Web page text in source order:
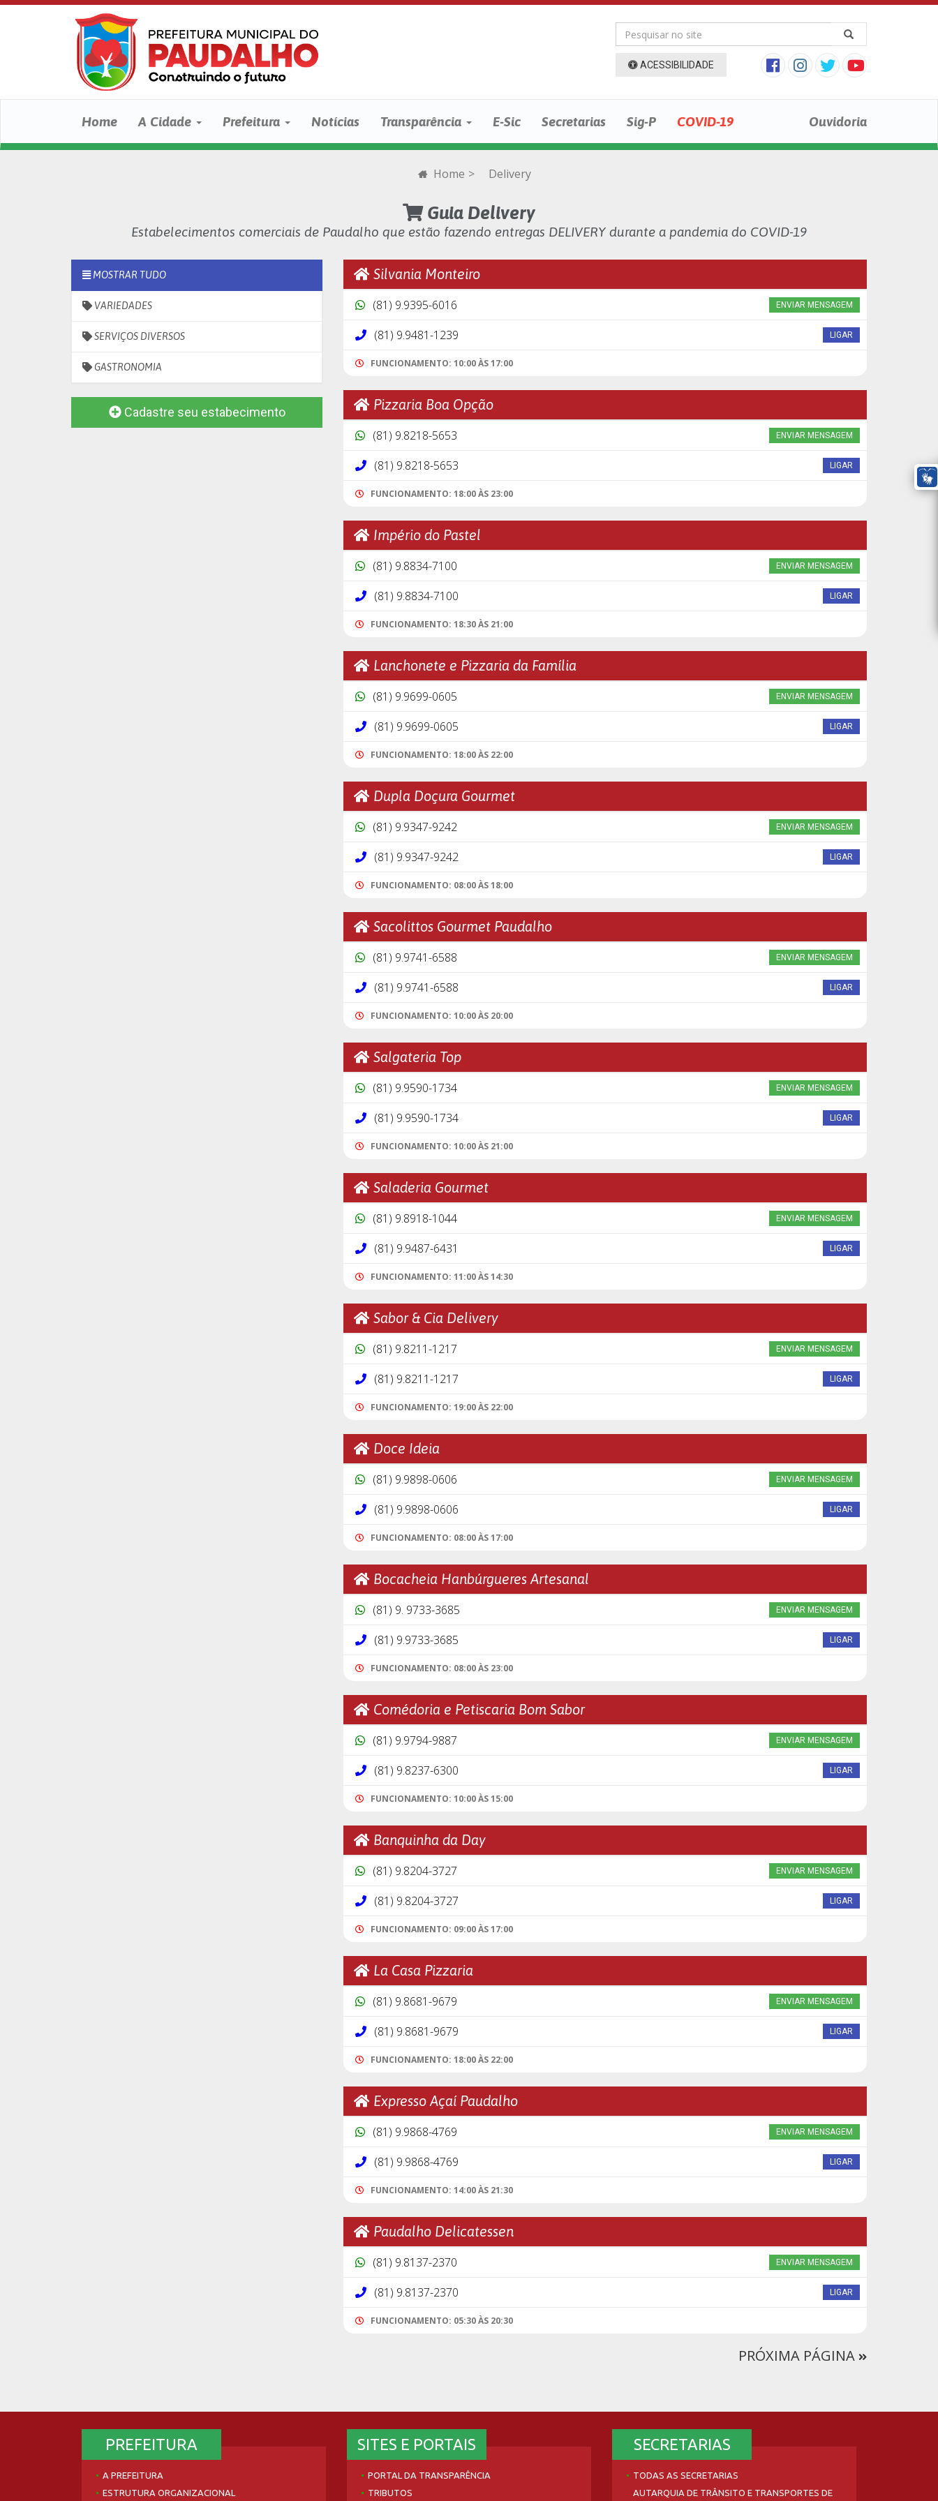
ACESSIBILIDADE
Home A Cidade Prefeitura Notícias Transparência E-Sic Secretarias Sig-P COVID-19 Ouvidoria
Home > Delivery
Guia Delivery
Estabelecimentos comerciais de Paudalho que estão fazendo entregas DELIVERY durante a pandemia do COVID-19
MOSTRAR TUDO
VARIEDADES
SERVIÇOS DIVERSOS
GASTRONOMIA
Cadastre seu estabecimento
Silvania Monteiro
(81) 9.9395-6016 ENVIAR MENSAGEM
(81) 9.9481-1239 LIGAR
FUNCIONAMENTO: 10:00 ÀS 17:00
Pizzaria Boa Opção
(81) 9.8218-5653 ENVIAR MENSAGEM
(81) 9.8218-5653 LIGAR
FUNCIONAMENTO: 18:00 ÀS 23:00
Império do Pastel
(81) 9.8834-7100 ENVIAR MENSAGEM
(81) 9.8834-7100 LIGAR
FUNCIONAMENTO: 18:30 ÀS 21:00
Lanchonete e Pizzaria da Família
(81) 9.9699-0605 ENVIAR MENSAGEM
(81) 9.9699-0605 LIGAR
FUNCIONAMENTO: 18:00 ÀS 22:00
Dupla Doçura Gourmet
(81) 9.9347-9242 ENVIAR MENSAGEM
(81) 9.9347-9242 LIGAR
FUNCIONAMENTO: 08:00 ÀS 18:00
Sacolittos Gourmet Paudalho
(81) 9.9741-6588 ENVIAR MENSAGEM
(81) 9.9741-6588 LIGAR
FUNCIONAMENTO: 10:00 ÀS 20:00
Salgateria Top
(81) 9.9590-1734 ENVIAR MENSAGEM
(81) 9.9590-1734 LIGAR
FUNCIONAMENTO: 10:00 ÀS 21:00
Saladeria Gourmet
(81) 9.8918-1044 ENVIAR MENSAGEM
(81) 9.9487-6431 LIGAR
FUNCIONAMENTO: 11:00 ÀS 14:30
Sabor & Cia Delivery
(81) 9.8211-1217 ENVIAR MENSAGEM
(81) 9.8211-1217 LIGAR
FUNCIONAMENTO: 19:00 ÀS 22:00
Doce Ideia
(81) 9.9898-0606 ENVIAR MENSAGEM
(81) 9.9898-0606 LIGAR
FUNCIONAMENTO: 08:00 ÀS 17:00
Bocacheia Hanbúrgueres Artesanal
(81) 9. 9733-3685 ENVIAR MENSAGEM
(81) 9.9733-3685 LIGAR
FUNCIONAMENTO: 08:00 ÀS 23:00
Comédoria e Petiscaria Bom Sabor
(81) 9.9794-9887 ENVIAR MENSAGEM
(81) 9.8237-6300 LIGAR
FUNCIONAMENTO: 10:00 ÀS 15:00
Banquinha da Day
(81) 9.8204-3727 ENVIAR MENSAGEM
(81) 9.8204-3727 LIGAR
FUNCIONAMENTO: 09:00 ÀS 17:00
La Casa Pizzaria
(81) 9.8681-9679 ENVIAR MENSAGEM
(81) 9.8681-9679 LIGAR
FUNCIONAMENTO: 18:00 ÀS 22:00
Expresso Açaí Paudalho
(81) 9.9868-4769 ENVIAR MENSAGEM
(81) 9.9868-4769 LIGAR
FUNCIONAMENTO: 14:00 ÀS 21:30
Paudalho Delicatessen
(81) 9.8137-2370 ENVIAR MENSAGEM
(81) 9.8137-2370 LIGAR
FUNCIONAMENTO: 05:30 ÀS 20:30
PRÓXIMA PÁGINA
PREFEITURA
A PREFEITURA
ESTRUTURA ORGANIZACIONAL
SITES E PORTAIS
PORTAL DA TRANSPARÊNCIA
TRIBUTOS
SECRETARIAS
TODAS AS SECRETARIAS
AUTARQUIA DE TRÂNSITO E TRANSPORTES DE